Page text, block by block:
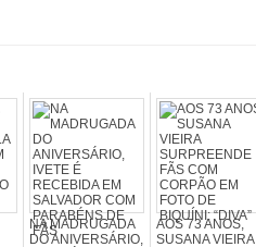
NA MADRUGADA
DO ANIVERSÁRIO,
AOS 73 ANOS,
SUSANA VIEIRA